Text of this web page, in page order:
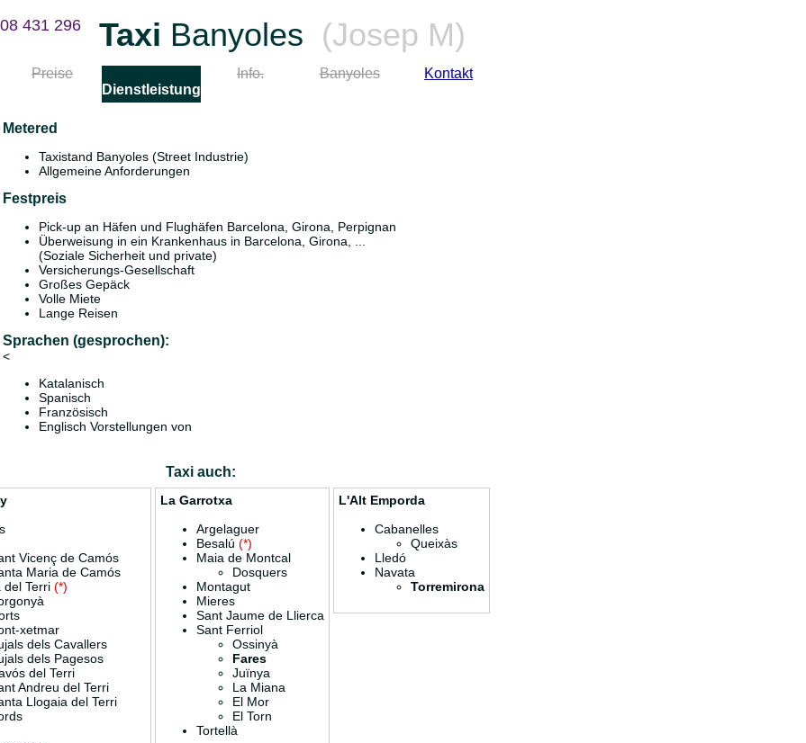
431 296 Taxi Banyoles (Josep M)
Català (Catalan)
Español (Spanish)
English (English)
Française (French)
Preise
Español (Spanish)
Info. Banyoles
Kontakt
Dienstleistungen
Metered
Taxistand Banyoles (Street Industrie)
Allgemeine Anforderungen
Festpreis
Pick-up an Häfen und Flughäfen Barcelona, Girona, Perpignan
Überweisung in ein Krankenhaus in Barcelona, Girona, ...
(Soziale Sicherheit und private)
Versicherungs-Gesellschaft
Großes Gepäck
Volle Miete
Lange Reisen
Sprachen (gesprochen):
<
Katalanisch
Spanisch
Französisch
Englisch Vorstellungen von
Taxi auch:
Vicenç de Camós
Maria de Camós
del Terri (*)
xetmar
dels Cavallers
dels Pagesos
del Terri
Andreu del Terri
Llogaia del Terri
La Garrotxa
Argelaguer
Besalú (*)
Maia de Montcal
Dosquers
Montagut
Mieres
Sant Jaume de Llierca
Sant Ferriol
Ossinyà
Fares
Juïnya
La Miana
El Mor
El Torn
Tortellà
L'Alt Emporda
Cabanelles
Queixàs
Lledó
Navata
Torremirona